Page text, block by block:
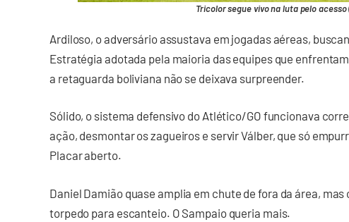
Tricolor segue vivo na luta pelo acesso
Ardiloso, o adversário assustava em jogadas aéreas,
Estratégia adotada pela maioria das equipes que
a retaguarda boliviana não se deixava surpreender.
Sólido, o sistema defensivo do Atlético/GO funcionava
ação, desmontar os zagueiros e servir Válber, que só
Placar aberto.
Daniel Damião quase amplia em chute de fora da área, mas
torpedo para escanteio. O Sampaio queria mais.